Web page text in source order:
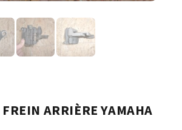
ARRIÈRE YAMAHA